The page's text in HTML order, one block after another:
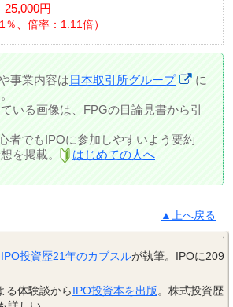
25,000円
％、倍率：1.11倍
事業内容は日本取引所グループ
に
いる画像は、FPGの目論見書から引
者でもIPOに参加しやすいよう要約
を掲載。
はじめての人へ
▲上へ戻る
IPO投資歴21年のカブスルが執筆。IPOに209
る体験談からIPO投資本を出版。株式投資歴